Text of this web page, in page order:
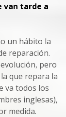
van tarde a
un hábito la
reparación.
pero
que repara la
va todos los
inglesas),
medida.